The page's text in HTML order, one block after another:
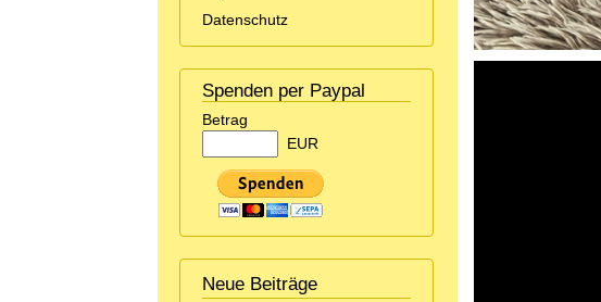
Datenschutz
Spenden per Paypal
Betrag
EUR
Neue Beiträge